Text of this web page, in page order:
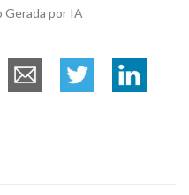
Gerada por IA